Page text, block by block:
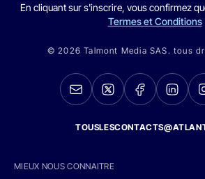
En cliquant sur s'inscrire, vous confirmez
Termes et Conditions
© 2026 Talmont Media SAS. tous
MIEUX NOUS CONNAITRE